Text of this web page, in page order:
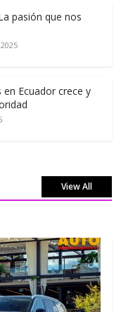
pasión que nos
Ecuador crece y
View All